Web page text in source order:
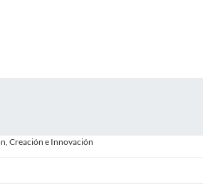
Creación e Innovación